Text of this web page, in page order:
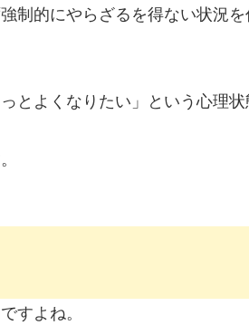
制的にやらざるを得ない状況
とよくなりたい」という心理状
すよね。